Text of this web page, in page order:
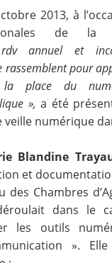
2013, à
de la
annuel et
rassemblent pour
place du
», a été
veille numérique
Blandine
et
des Chambres
dans le
les outils
».